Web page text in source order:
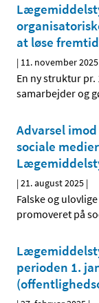
at løse
| 11. november 2025
En ny struktur
samarbejder og
Advarsel
sociale
|21. august 2025 |
Falske og
promoveret på
perioden 1.